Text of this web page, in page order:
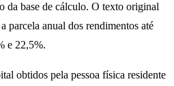
da base de cálculo. O texto original
parcela anual dos rendimentos até
e 22,5%.
obtidos pela pessoa física residente